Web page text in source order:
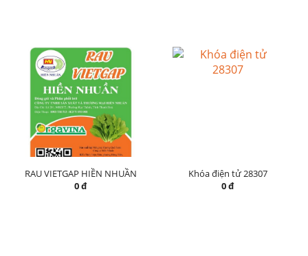
RAU VIETGAP HIỀN NHUẦN
0 đ
Khóa điện tử 28307
0 đ